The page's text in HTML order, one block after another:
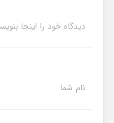
دیدگاه خود را اینجا
نام شما